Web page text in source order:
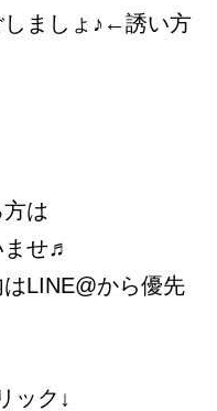
しましょ♪←誘い方
は
ませ♬
LINE@から優先
ック↓